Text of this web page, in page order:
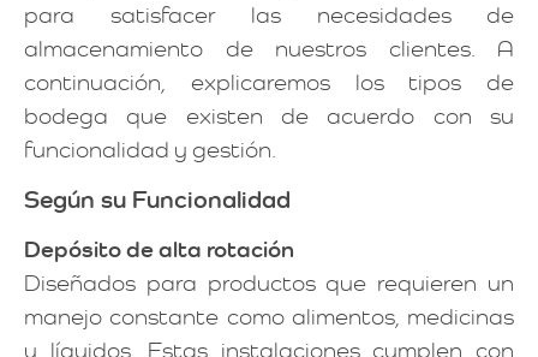
para satisfacer las necesidades de
almacenamiento de nuestros clientes. A
continuación, explicaremos los tipos de
bodega que existen de acuerdo con su
funcionalidad y gestión.
Según su Funcionalidad
Depósito de alta rotación
Diseñados para productos que requieren un
manejo constante como alimentos, medicinas
y líquidos. Estas instalaciones cumplen con